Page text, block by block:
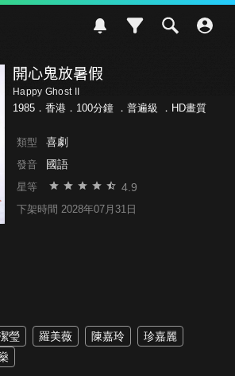
開心鬼放暑假
Happy Ghost II
1985．香港．100分鐘 ． 普遍級 ．HD畫質
類型 喜劇
發音 國語
星等 4.9
下架時間 2028年07月31日
瑩 羅美薇 陳嘉玲
珍嘉麗